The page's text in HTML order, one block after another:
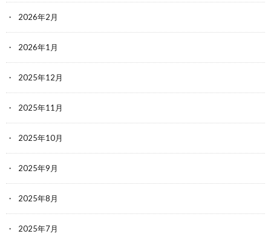
2026年2月
2026年1月
2025年12月
2025年11月
2025年10月
2025年9月
2025年8月
2025年7月